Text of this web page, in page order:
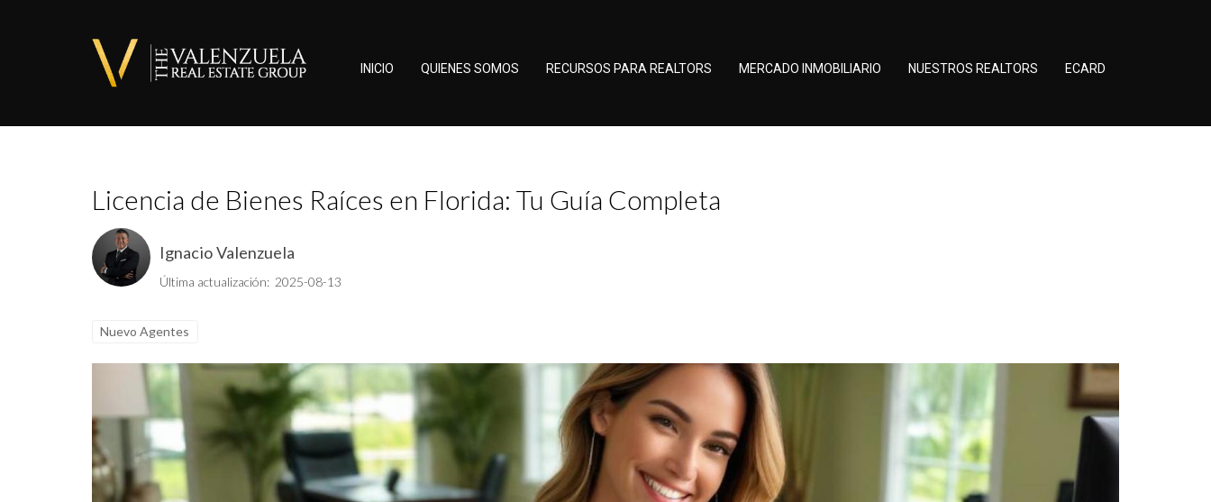
INICIO QUIENES SOMOS RECURSOS PARA REALTORS MERCADO INMOBILIARIO NUESTROS REALTORS ECARD
Licencia de Bienes Raíces en Florida: Tu Guía Completa
Ignacio Valenzuela
Última actualización: 2025-08-13
Nuevo Agentes